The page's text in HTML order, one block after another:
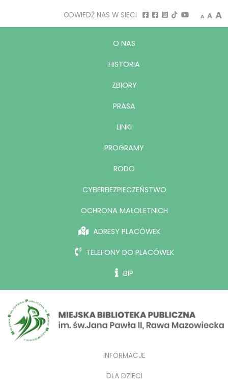
ODWIEDŹ NAS W SIECI A A A
O NAS
HISTORIA
ZBIORY
PRASA
LINKI
PROGRAMY
RODO
CYBERBEZPIECZEŃSTWO
OCHRONA MAŁOLETNICH
ADRESY PLACÓWEK
TELEFONY DO PLACÓWEK
BIP
INFORMACJE
DLA DZIECI